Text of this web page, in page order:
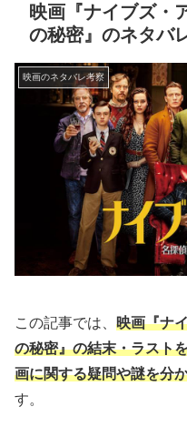
映画『ナイブズ・
の秘密』のネタバ
映画のネタバレ考察
この記事では、 映画『ナ
の秘密』の結末・ラスト
画に関する疑問や謎を分
す。